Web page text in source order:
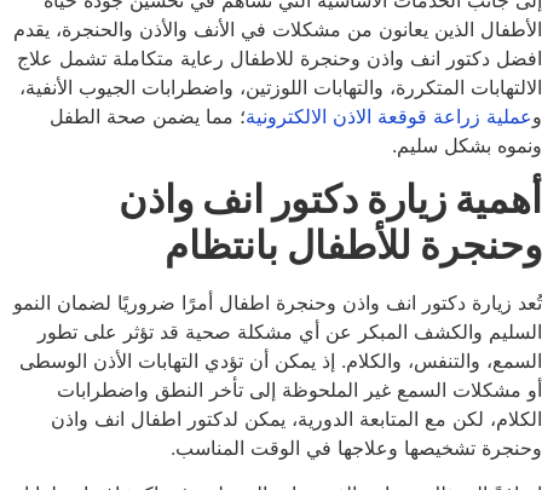
الأطفال الذين يعانون من مشكلات في الأنف والأذن والحنجرة، يقدم
افضل دكتور انف واذن وحنجرة للاطفال رعاية متكاملة تشمل علاج
الالتهابات المتكررة، والتهابات اللوزتين، واضطرابات الجيوب الأنفية،
وعملية زراعة قوقعة الاذن الالكترونية؛ مما يضمن صحة الطفل
ونموه بشكل سليم.
أهمية زيارة دكتور انف واذن
وحنجرة للأطفال بانتظام
تُعد زيارة دكتور انف واذن وحنجرة اطفال أمرًا ضروريًا لضمان النمو
السليم والكشف المبكر عن أي مشكلة صحية قد تؤثر على تطور
السمع، والتنفس، والكلام. إذ يمكن أن تؤدي التهابات الأذن الوسطى
أو مشكلات السمع غير الملحوظة إلى تأخر النطق واضطرابات
الكلام، لكن مع المتابعة الدورية، يمكن لدكتور اطفال انف واذن
وحنجرة تشخيصها وعلاجها في الوقت المناسب.